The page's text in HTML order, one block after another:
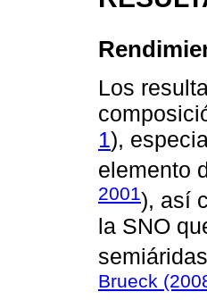
Los
1),
elemento
2001), así
la SNO
Brueck